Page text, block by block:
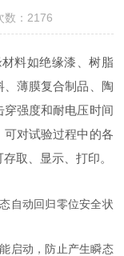
：2176
料如绝缘漆、树脂
、薄膜复合制品、陶
穿强度和耐电压时间
可对试验过程中的各
取、显示、打印。
自动回归零位安全状
启动，防止产生瞬态